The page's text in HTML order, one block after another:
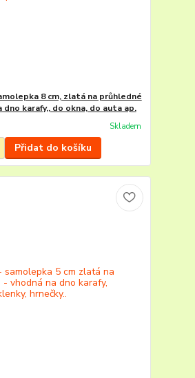
8 cm, zlatá na průhledné
dno karafy,, do okna, do auta ap.
Skladem
Přidat do košíku